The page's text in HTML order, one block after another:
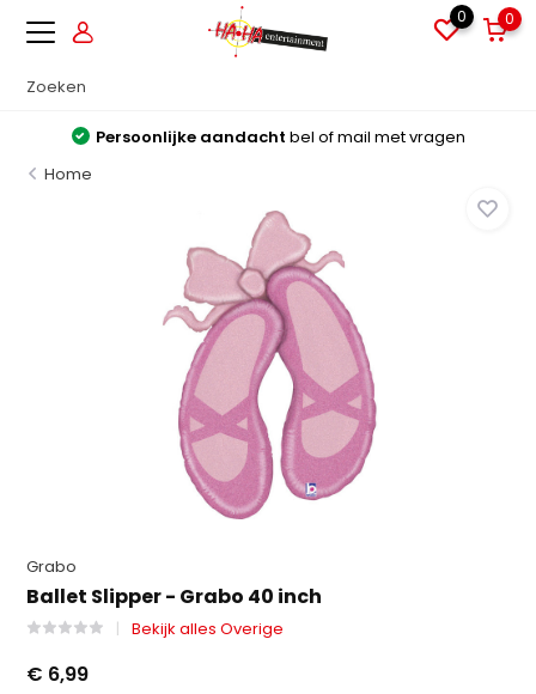
0 0
Persoonlijke aandacht bel of mail met vragen
Home
Grabo
Ballet Slipper - Grabo 40 inch
Bekijk alles Overige
€ 6,99